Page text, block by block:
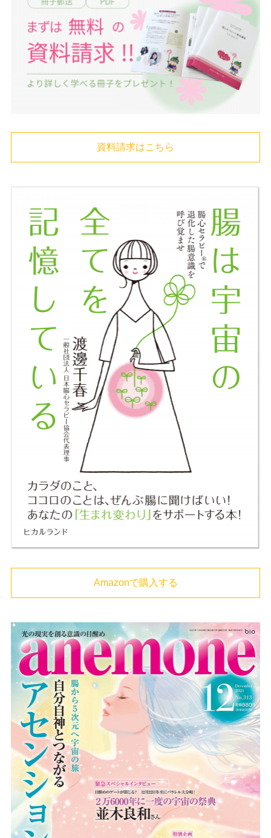
資料請求はこちら
Amazonで購入する